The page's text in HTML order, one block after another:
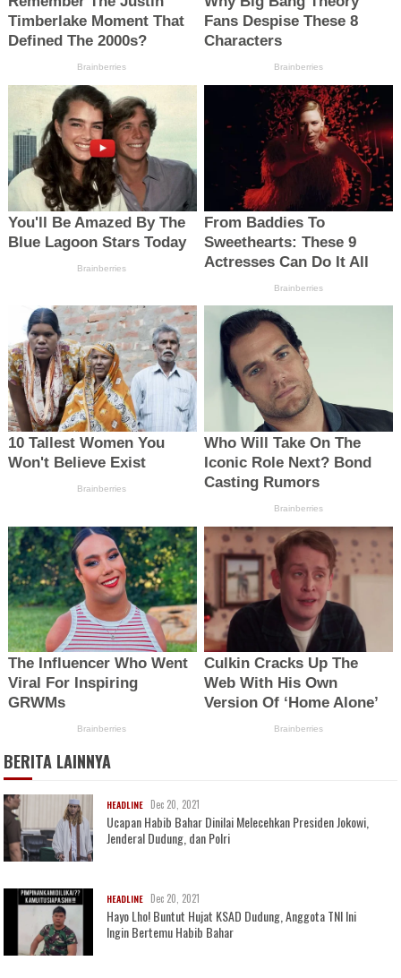
BERITA LAINNYA
HEADLINE Dec 20, 2021
Ucapan Habib Bahar Dinilai Melecehkan Presiden Jokowi,
Jenderal Dudung, dan Polri
HEADLINE Dec 20, 2021
Hayo Lho! Buntut Hujat KSAD Dudung, Anggota TNI Ini
Ingin Bertemu Habib Bahar